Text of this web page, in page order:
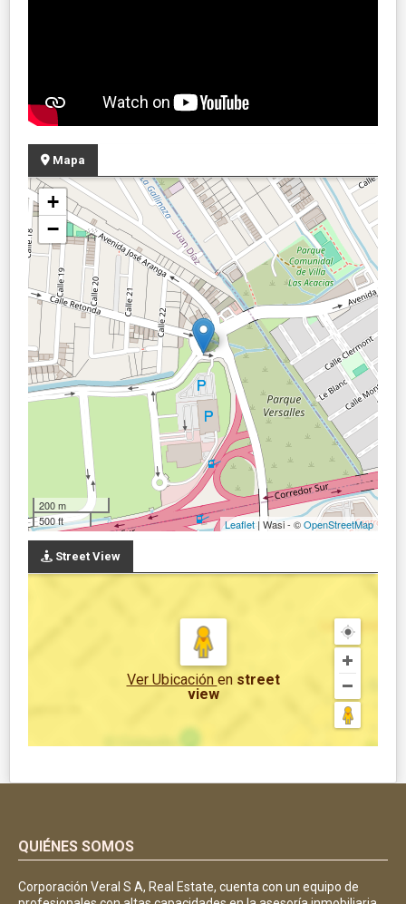
Mapa
+
−
200 m
500 ft
Leaflet | Wasi - ©OpenStreetMap
Street View
Ver Ubicación en street
view
QUIÉNES SOMOS
Corporación Veral S A, Real Estate, cuenta con un equipo de